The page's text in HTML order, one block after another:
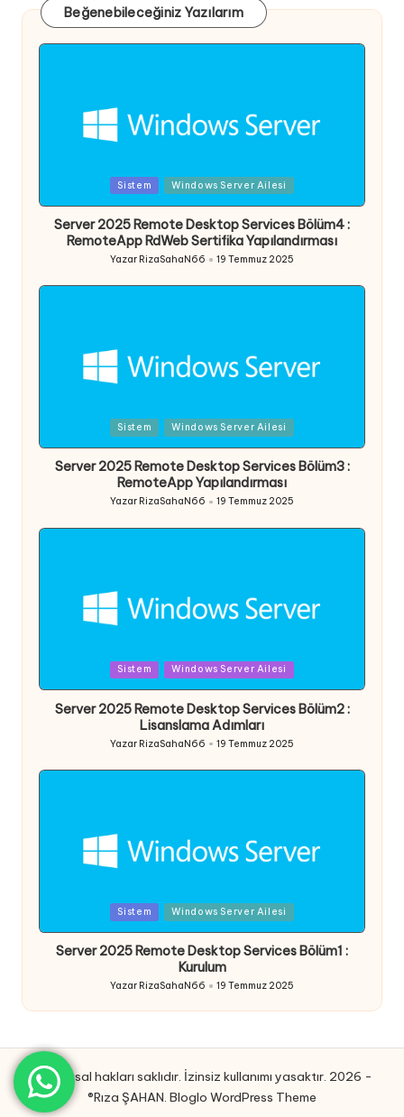
Beğenebileceğiniz Yazılarım
in
Sistem Windows Server Ailesi
Server 2025 Remote Desktop Services Bölüm4 :
RemoteApp RdWeb Sertifika Yapılandırması
Posted
by
Yazar RizaSahaN66 19 Temmuz 2025
in
Sistem Windows Server Ailesi
Server 2025 Remote Desktop Services Bölüm3 :
RemoteApp Yapılandırması
Yazar RizaSahaN66 19 Temmuz 2025
in
Sistem Windows Server Ailesi
Server 2025 Remote Desktop Services Bölüm2 :
Lisanslama Adımları
Posted
Yazar RizaSahaN66 19 Temmuz 2025
in
Sistem Windows Server Ailesi
Server 2025 Remote Desktop Services Bölüm1 :
Kurulum
Posted
by
Yazar RizaSahaN66 19 Temmuz 2025
Tüm yasal hakları saklıdır. İzinsiz kullanımı yasaktır. 2026 -
®Rıza ŞAHAN. Bloglo WordPress Theme